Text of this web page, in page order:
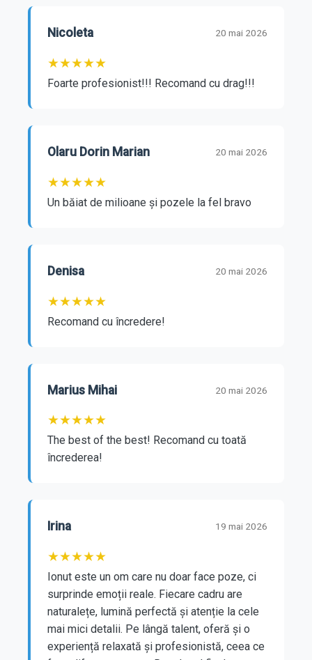
Nicoleta 20 mai 2026
★★★★★
Foarte profesionist!!! Recomand cu drag!!!
Olaru Dorin Marian 20 mai 2026
★★★★★
Un băiat de milioane și pozele la fel bravo
Denisa 20 mai 2026
★★★★★
Recomand cu încredere!
Marius Mihai 20 mai 2026
★★★★★
The best of the best! Recomand cu toată
încrederea!
Irina 19 mai 2026
★★★★★
Ionut este un om care nu doar face poze, ci
surprinde emoții reale. Fiecare cadru are
naturalețe, lumină perfectă și atenție la cele
mai mici detalii. Pe lângă talent, oferă și o
experiență relaxată și profesionistă, ceea ce